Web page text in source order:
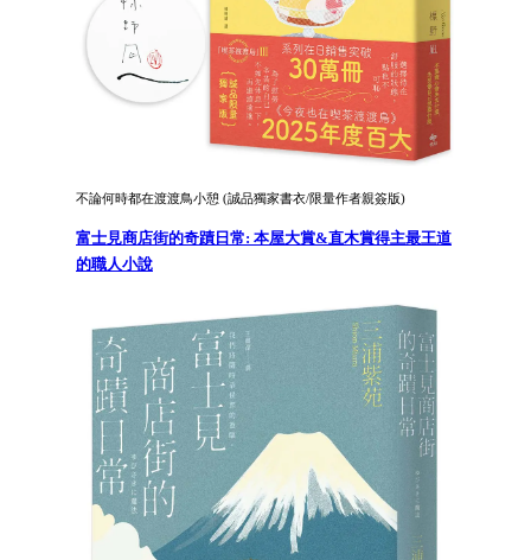
不論何時都在渡渡鳥小憩 (誠品獨家書衣/限量作者親簽版)
富士見商店街的奇蹟日常: 本屋大賞&直木賞得主最王道
的職人小說